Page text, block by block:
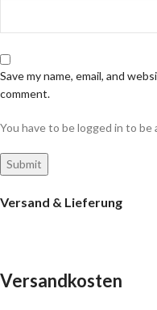
Save my name, email, and
comment.
You have to be logged in to
Versand & Lieferung
Versandkosten